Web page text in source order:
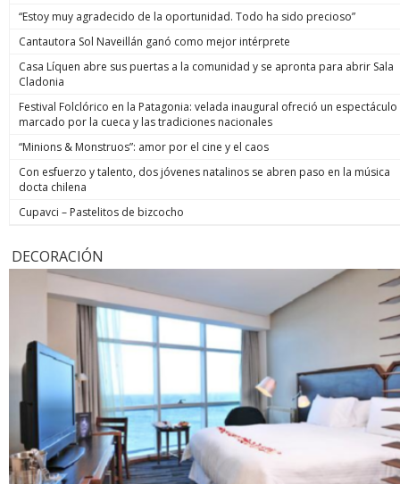
“Estoy muy agradecido de la oportunidad. Todo ha sido precioso”
Cantautora Sol Naveillán ganó como mejor intérprete
Casa Líquen abre sus puertas a la comunidad y se apronta para abrir Sala
Cladonia
Festival Folclórico en la Patagonia: velada inaugural ofreció un espectáculo
marcado por la cueca y las tradiciones nacionales
“Minions & Monstruos”: amor por el cine y el caos
Con esfuerzo y talento, dos jóvenes natalinos se abren paso en la música
docta chilena
Cupavci – Pastelitos de bizcocho
DECORACIÓN